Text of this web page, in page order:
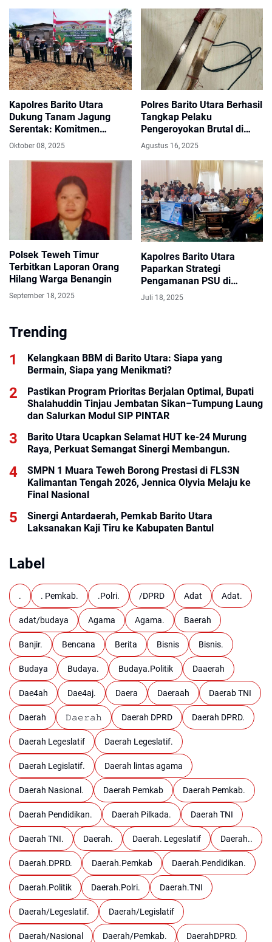
Kapolres Barito Utara
Dukung Tanam Jagung
Serentak: Komitmen
Menuju Swasembada
Oktober 08, 2025
Polres Barito Utara Berhasil
Tangkap Pelaku
Pengeroyokan Brutal di
Taman Lampion Teweh
Agustus 16, 2025
Polsek Teweh Timur
Terbitkan Laporan Orang
Hilang Warga Benangin
September 18, 2025
Kapolres Barito Utara
Paparkan Strategi
Pengamanan PSU di
Hadapan Wamendagri
Juli 18, 2025
Trending
Kelangkaan BBM di Barito Utara: Siapa yang
Bermain, Siapa yang Menikmati?
Pastikan Program Prioritas Berjalan Optimal, Bupati
Shalahuddin Tinjau Jembatan Sikan–Tumpung Laung
dan Salurkan Modul SIP PINTAR
Barito Utara Ucapkan Selamat HUT ke-24 Murung
Raya, Perkuat Semangat Sinergi Membangun.
SMPN 1 Muara Teweh Borong Prestasi di FLS3N
Kalimantan Tengah 2026, Jennica Olyvia Melaju ke
Final Nasional
Sinergi Antardaerah, Pemkab Barito Utara
Laksanakan Kaji Tiru ke Kabupaten Bantul
Label
. . Pemkab. .Polri. /DPRD Adat Adat.
adat/budaya Agama Agama. Baerah
Banjir. Bencana Berita Bisnis Bisnis.
Budaya Budaya. Budaya.Politik Daaerah
Dae4ah Dae4aj. Daera Daeraah Daerab TNI
Daerah 𝙳𝚊𝚎𝚛𝚊𝚑 Daerah DPRD Daerah DPRD.
Daerah Legeslatif Daerah Legeslatif.
Daerah Legislatif. Daerah lintas agama
Daerah Nasional. Daerah Pemkab Daerah Pemkab.
Daerah Pendidikan. Daerah Pilkada. Daerah TNI
Daerah TNI. Daerah. Daerah. Legeslatif Daerah..
Daerah.DPRD. Daerah.Pemkab Daerah.Pendidikan.
Daerah.Politik Daerah.Polri. Daerah.TNI
Daerah/Legeslatif. Daerah/Legislatif
Daerah/Nasional Daerah/Pemkab. DaerahDPRD.